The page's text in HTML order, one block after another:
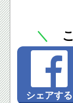
＼
シェアする